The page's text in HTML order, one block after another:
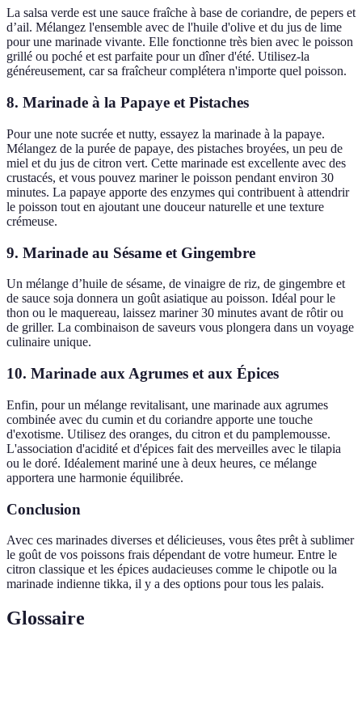
La salsa verde est une sauce fraîche à base de coriandre, de pepers et
d’ail. Mélangez l'ensemble avec de l'huile d'olive et du jus de lime
pour une marinade vivante. Elle fonctionne très bien avec le poisson
grillé ou poché et est parfaite pour un dîner d'été. Utilisez-la
généreusement, car sa fraîcheur complétera n'importe quel poisson.
8. Marinade à la Papaye et Pistaches
Pour une note sucrée et nutty, essayez la marinade à la papaye.
Mélangez de la purée de papaye, des pistaches broyées, un peu de
miel et du jus de citron vert. Cette marinade est excellente avec des
crustacés, et vous pouvez mariner le poisson pendant environ 30
minutes. La papaye apporte des enzymes qui contribuent à attendrir
le poisson tout en ajoutant une douceur naturelle et une texture
crémeuse.
9. Marinade au Sésame et Gingembre
Un mélange d’huile de sésame, de vinaigre de riz, de gingembre et
de sauce soja donnera un goût asiatique au poisson. Idéal pour le
thon ou le maquereau, laissez mariner 30 minutes avant de rôtir ou
de griller. La combinaison de saveurs vous plongera dans un voyage
culinaire unique.
10. Marinade aux Agrumes et aux Épices
Enfin, pour un mélange revitalisant, une marinade aux agrumes
combinée avec du cumin et du coriandre apporte une touche
d'exotisme. Utilisez des oranges, du citron et du pamplemousse.
L'association d'acidité et d'épices fait des merveilles avec le tilapia
ou le doré. Idéalement mariné une à deux heures, ce mélange
apportera une harmonie équilibrée.
Conclusion
Avec ces marinades diverses et délicieuses, vous êtes prêt à sublimer
le goût de vos poissons frais dépendant de votre humeur. Entre le
citron classique et les épices audacieuses comme le chipotle ou la
marinade indienne tikka, il y a des options pour tous les palais.
Glossaire